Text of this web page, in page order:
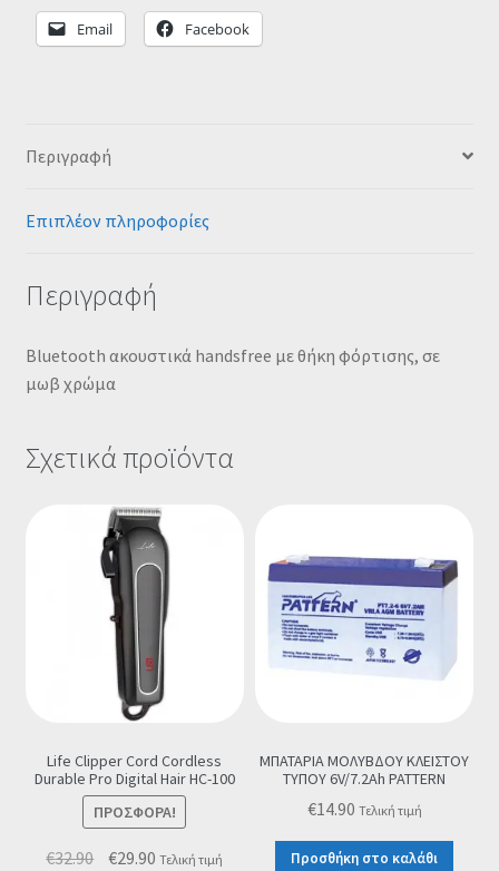
Email Facebook
Περιγραφή
Επιπλέον πληροφορίες
Περιγραφή
Bluetooth ακουστικά handsfree με θήκη φόρτισης, σε
μωβ χρώμα
Σχετικά προϊόντα
Life Clipper Cord Cordless
Durable Pro Digital Hair HC-100
ΠΡΟΣΦΟΡΆ!
€32.90 Original
€29.90 Η
Τελική τιμή
ΜΠΑΤΑΡΙΑ ΜΟΛΥΒΔΟΥ ΚΛΕΙΣΤΟΥ
ΤΥΠΟΥ 6V/7.2Ah PATTERN
€14.90 Τελική τιμή
Προσθήκη στο καλάθι